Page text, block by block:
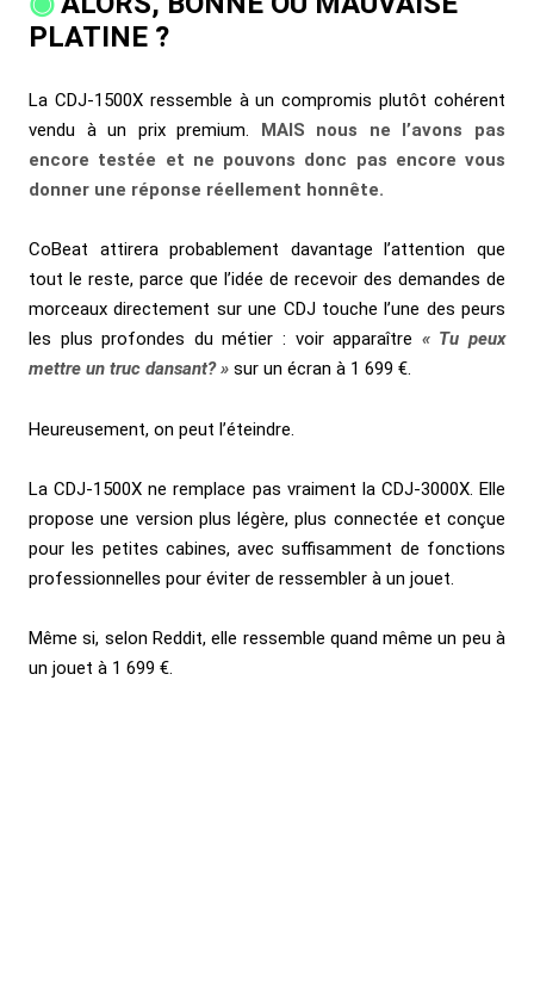
PLATINE ?
La CDJ-1500X ressemble à un compromis plutôt cohérent
vendu à un prix premium. MAIS nous ne l’avons pas
encore testée et ne pouvons donc pas encore vous
donner une réponse réellement honnête.
CoBeat attirera probablement davantage l’attention que
tout le reste, parce que l’idée de recevoir des demandes de
morceaux directement sur une CDJ touche l’une des peurs
les plus profondes du métier : voir apparaître « Tu peux
mettre un truc dansant? » sur un écran à 1 699 €.
Heureusement, on peut l’éteindre.
La CDJ-1500X ne remplace pas vraiment la CDJ-3000X. Elle
propose une version plus légère, plus connectée et conçue
pour les petites cabines, avec suffisamment de fonctions
professionnelles pour éviter de ressembler à un jouet.
Même si, selon Reddit, elle ressemble quand même un peu à
un jouet à 1 699 €.